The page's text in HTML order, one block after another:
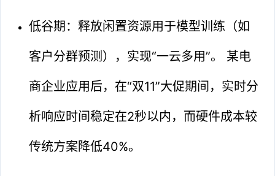
低谷期：释放闲置资源用于模型训练（如
客户分群预测），实现“一云多用”。 某电
商企业应用后，在“双11”大促期间，实时分
析响应时间稳定在2秒以内，而硬件成本较
传统方案降低40%。